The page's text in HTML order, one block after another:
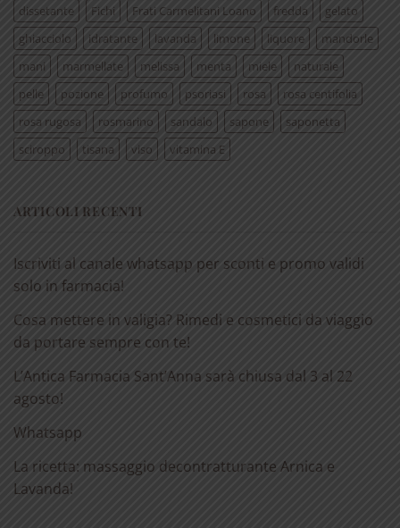
dissetante
Fichi Frati Carmelitani Loano fredda
gelato
ghiacciolo
idratante lavanda limone liquore
mandorle
mani
marmellate melissa menta miele
naturale
pelle
pozione profumo psoriasi rosa
rosa centifolia
rosa rugosa
rosmarino sandalo sapone
saponetta
sciroppo
tisana viso vitamina E
ARTICOLI RECENTI
Iscriviti al canale whatsapp per sconti e promo validi
solo in farmacia!
Cosa mettere in valigia? Rimedi e cosmetici da viaggio
da portare sempre con te!
L’Antica Farmacia Sant’Anna sarà chiusa dal 3 al 22
agosto!
Whatsapp
La ricetta: massaggio decontratturante Arnica e
Lavanda!